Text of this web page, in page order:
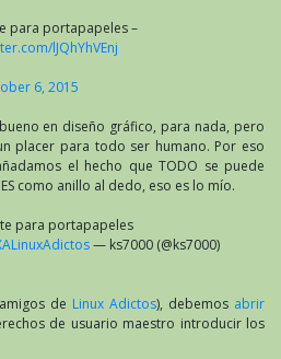
para portapapeles –
lJQhYhVEnj
6, 2015
en diseño gráfico, para nada, pero
placer para todo ser humano. Por eso
el hecho que TODO se puede
como anillo al dedo, eso es lo mío.
para portapapeles
— ks7000 (@ks7000)
de Linux Adictos), debemos abrir
de usuario maestro introducir los